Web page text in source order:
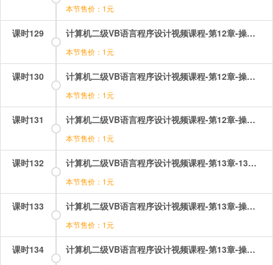
本节售价：1元
课时129 计算机二级VB语言程序设计视频课程-第12章-操作：通用对话框.mp4
本节售价：1元
课时130 计算机二级VB语言程序设计视频课程-第12章-操作：通用对话框基础操作.mp4
本节售价：1元
课时131 计算机二级VB语言程序设计视频课程-第12章-操作：通用对话框的应用.mp4
本节售价：1元
课时132 计算机二级VB语言程序设计视频课程-第13章-13多重窗体程序设计与环境应用.mp4
本节售价：1元
课时133 计算机二级VB语言程序设计视频课程-第13章-操作：多窗体启动登录注册.mp4
本节售价：1元
课时134 计算机二级VB语言程序设计视频课程-第13章-操作：多窗体综合应用.mp4